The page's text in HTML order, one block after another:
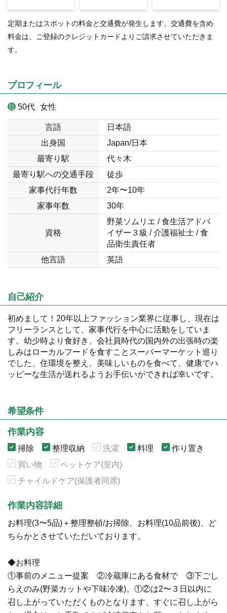
定期またはスポットの料金と交通費が発生します。交通費を含め
料金は、ご登録のクレジットカードよりご請求させていただきま
す。
プロフィール
50代 女性
言語
日本語
出身国
Japan/日本
最寄り駅
代々木
最寄り駅への交通手段
徒歩
家事代行年数
2年〜10年
家事年数
30年
資格
野菜ソムリエ / 食生活アドバ
イザー３級 / 介護福祉士 / 食
品衛生責任者
他言語
英語
自己紹介
初めまして！20年以上ファッション業界に従事し、現在は
フリーランスとして、家事代行を中心に活動をしていま
す。幼少時より食好き、会社員時代の国内外の出張時の楽
しみはローカルフードを食すことスーパーマーケット巡り
でした、住環境を整え、美味しいものを食べて、健康でハ
ッピーな生活が送れるようお手伝いができれば幸いです。
希望条件
作業内容
掃除 整理収納 洗濯 料理
作り置き
買い物
ペットケア(室内)
チャイルドケア(保護者同席)
作業内容詳細
お料理(3〜5品)＋整理整頓/お掃除、お料理(10品前後)、ど
ちらかとさせていただいております。
◆お料理
①事前のメニュー提案 ②冷蔵庫にある食材で ③下ごし
らえのみ(野菜カットや下味冷凍)。①②は2〜３日以内に
召し上がっていただくものとなります、すぐに召し上がら